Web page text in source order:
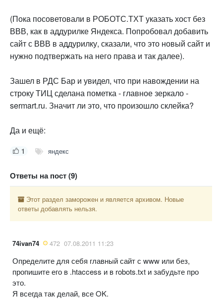
(Пока посоветовали в РОБОТС.ТХТ указать хост без
ВВВ, как в аддурилке Яндекса. Попробовал добавить
сайт с ВВВ в аддурилку, сказали, что это новый сайт и
нужно подтвержать на него права и так далее).
Зашел в РДС Бар и увидел, что при навождении на
строку ТИЦ сделана пометка - главное зеркало -
sermart.ru. Значит ли это, что произошло склейка?
Да и ещё:
1 яндекс
Ответы на пост (9)
Этот раздел заморожен и является архивом. Новые
ответы добавлять нельзя.
74ivan74 472 07.08.2011 11:23
Определите для себя главный сайт с www или без,
пропишите его в .htaccess и в robots.txt и забудьте про
это.
Я всегда так делай, все OK.